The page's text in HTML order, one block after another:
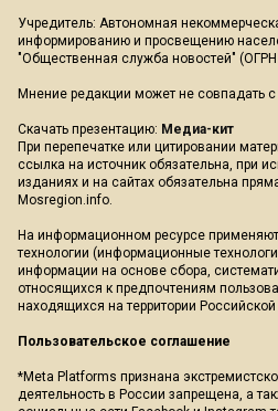
Учредитель: Автономная
информированию и просвещению
"Общественная служба новостей"
Мнение редакции может не совпадать
Скачать презентацию: Медиа-кит
При перепечатке или цитировании
ссылка на источник обязательна, при
изданиях и на сайтах обязательна
Mosregion.info.
На информационном ресурсе
технологии (информационные
информации на основе сбора,
относящихся к предпочтениям
находящихся на территории
Пользовательское соглашение
*Meta Platforms признана
деятельность в России запрещена, а